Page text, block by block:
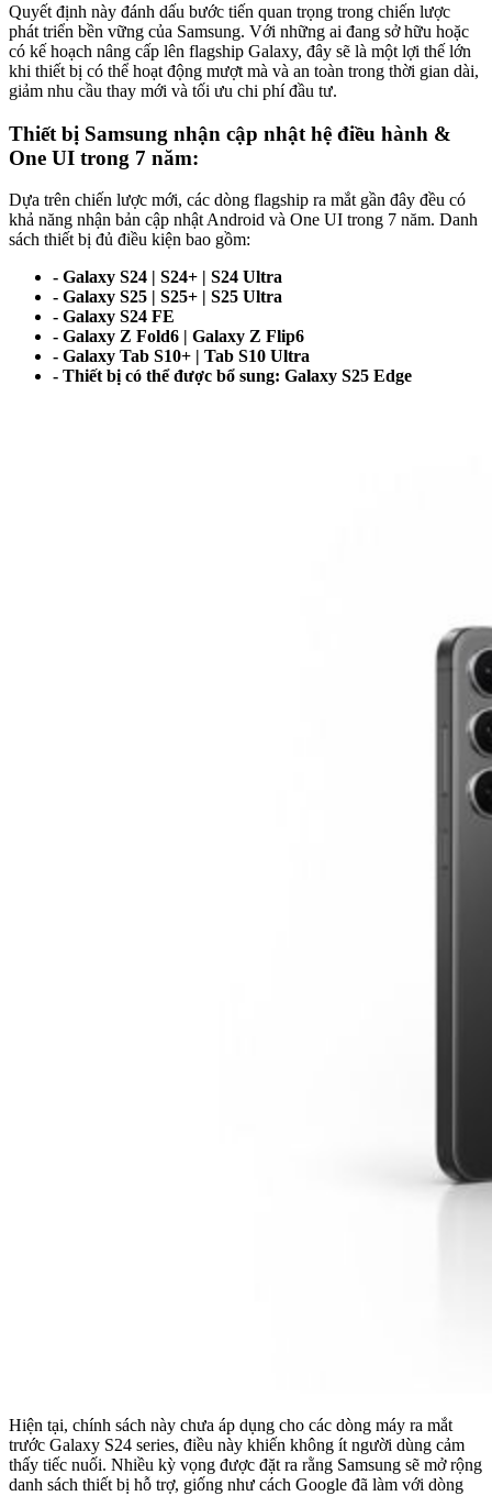
Quyết định này đánh dấu bước tiến quan trọng trong chiến lược
phát triển bền vững của Samsung. Với những ai đang sở hữu hoặc
có kế hoạch nâng cấp lên flagship Galaxy, đây sẽ là một lợi thế lớn
khi thiết bị có thể hoạt động mượt mà và an toàn trong thời gian dài,
giảm nhu cầu thay mới và tối ưu chi phí đầu tư.
Thiết bị Samsung nhận cập nhật hệ điều hành &
One UI trong 7 năm:
Dựa trên chiến lược mới, các dòng flagship ra mắt gần đây đều có
khả năng nhận bản cập nhật Android và One UI trong 7 năm. Danh
sách thiết bị đủ điều kiện bao gồm:
- Galaxy S24 | S24+ | S24 Ultra
- Galaxy S25 | S25+ | S25 Ultra
- Galaxy S24 FE
- Galaxy Z Fold6 | Galaxy Z Flip6
- Galaxy Tab S10+ | Tab S10 Ultra
- Thiết bị có thể được bổ sung: Galaxy S25 Edge
Hiện tại, chính sách này chưa áp dụng cho các dòng máy ra mắt
trước Galaxy S24 series, điều này khiến không ít người dùng cảm
thấy tiếc nuối. Nhiều kỳ vọng được đặt ra rằng Samsung sẽ mở rộng
danh sách thiết bị hỗ trợ, giống như cách Google đã làm với dòng